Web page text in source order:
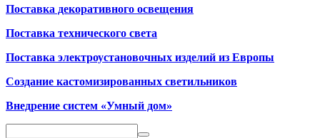
Поставка декоративного освещения
Поставка технического света
Поставка электроустановочных изделий из Европы
Создание кастомизированных светильников
Внедрение систем «Умный дом»